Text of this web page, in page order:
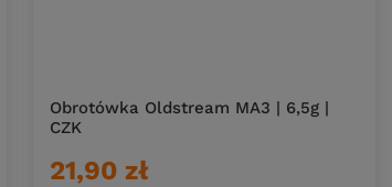
Obrotówka Oldstream MA3 | 6,5g |
CZK
21,90 zł